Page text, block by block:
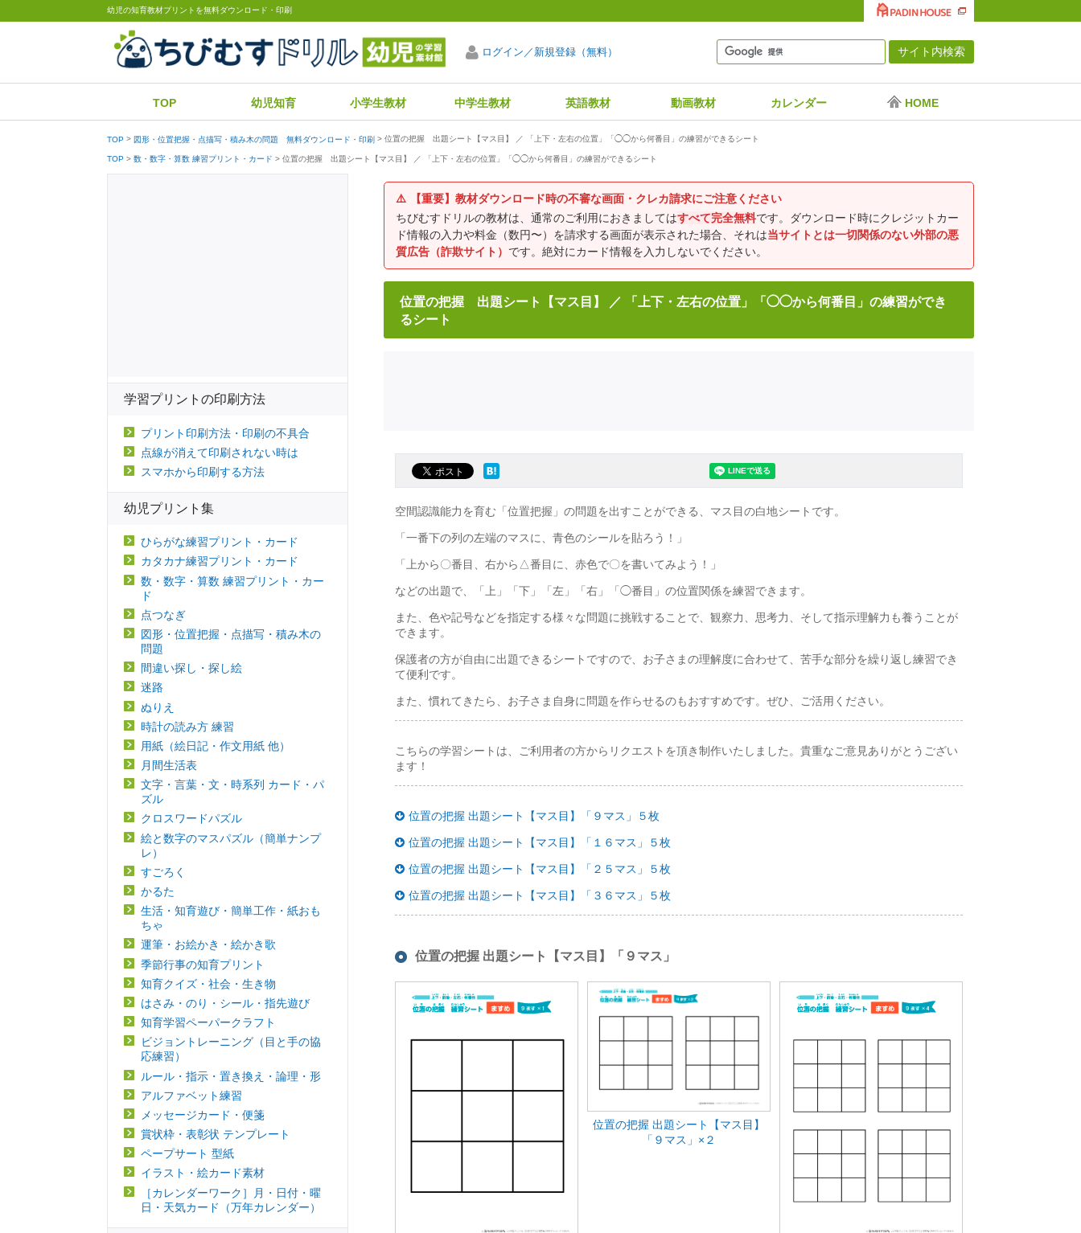
幼児の知育教材プリントを無料ダウンロード・印刷
ログイン／新規登録（無料）
TOP 幼児知育 小学生教材 中学生教材 英語教材 動画教材 カレンダー HOME
TOP 図形・位置把握・点描写・積み木の問題 無料ダウンロード・印刷 位置の把握 出題シート【マス目】 ／ 「上下・左右の位置」「◯◯から何番目」の練習ができるシート
TOP 数・数字・算数 練習プリント・カード 位置の把握 出題シート【マス目】 ／ 「上下・左右の位置」「◯◯から何番目」の練習ができるシート
⚠️
【重要】教材ダウンロード時の不審な画面・クレカ請求にご注意ください
ちびむすドリルの教材は、通常のご利用におきましてはすべて完全無料です。ダウンロード時にクレジットカー
ド情報の入力や料金（数円〜）を請求する画面が表示された場合、それは当サイトとは一切関係のない外部の悪
質広告（詐欺サイト） です。絶対にカード情報を入力しないでください。
位置の把握 出題シート【マス目】 ／ 「上下・左右の位置」「◯◯から何番目」の練習ができ
るシート
空間認識能力を育む「位置把握」の問題を出すことができる、マス目の白地シートです。
「一番下の列の左端のマスに、青色のシールを貼ろう！」
「上から〇番目、右から△番目に、赤色で〇を書いてみよう！」
などの出題で、「上」「下」「左」「右」「◯番目」の位置関係を練習できます。
また、色や記号などを指定する様々な問題に挑戦することで、観察力、思考力、そして指示理解力も養うことが
できます。
保護者の方が自由に出題できるシートですので、お子さまの理解度に合わせて、苦手な部分を繰り返し練習でき
て便利です。
また、慣れてきたら、お子さま自身に問題を作らせるのもおすすめです。ぜひ、ご活用ください。
こちらの学習シートは、ご利用者の方からリクエストを頂き制作いたしました。貴重なご意見ありがとうござい
ます！
位置の把握 出題シート【マス目】「９マス」５枚
位置の把握 出題シート【マス目】「１６マス」５枚
位置の把握 出題シート【マス目】「２５マス」５枚
位置の把握 出題シート【マス目】「３６マス」５枚
位置の把握 出題シート【マス目】「９マス」
位置の把握 出題シート【マス目】
「９マス」×２
学習プリントの印刷方法
プリント印刷方法・印刷の不具合
点線が消えて印刷されない時は
スマホから印刷する方法
幼児プリント集
ひらがな練習プリント・カード
カタカナ練習プリント・カード
数・数字・算数 練習プリント・カー
ド
点つなぎ
図形・位置把握・点描写・積み木の
問題
間違い探し・探し絵
迷路
ぬりえ
時計の読み方 練習
用紙（絵日記・作文用紙 他）
月間生活表
文字・言葉・文・時系列 カード・パ
ズル
クロスワードパズル
絵と数字のマスパズル（簡単ナンプ
レ）
すごろく
かるた
生活・知育遊び・簡単工作・紙おも
ちゃ
運筆・お絵かき・絵かき歌
季節行事の知育プリント
知育クイズ・社会・生き物
はさみ・のり・シール・指先遊び
知育学習ペーパークラフト
ビジョントレーニング（目と手の協
応練習）
ルール・指示・置き換え・論理・形
アルファベット練習
メッセージカード・便箋
賞状枠・表彰状 テンプレート
ペープサート 型紙
イラスト・絵カード素材
［カレンダーワーク］月・日付・曜
日・天気カード（万年カレンダー）